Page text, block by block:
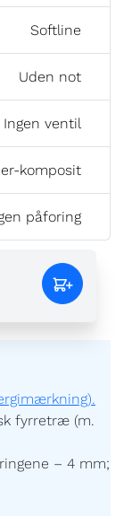
Softline
Uden not
Ingen ventil
komposit
påforing
fyrretræ (m.
– 4 mm;